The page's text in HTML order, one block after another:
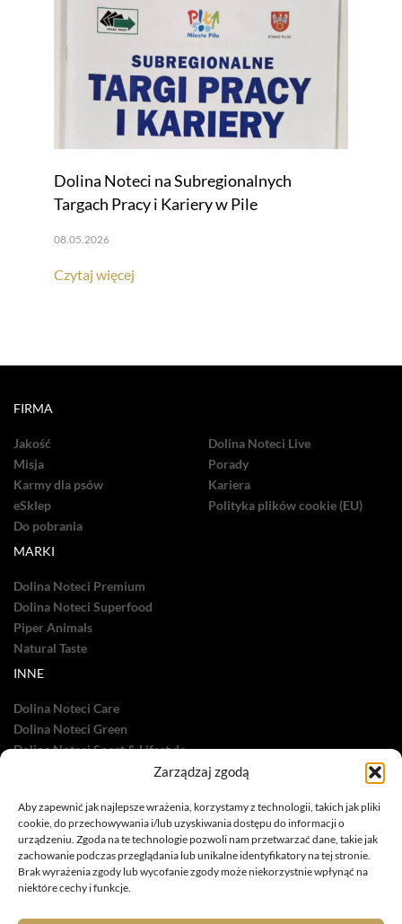
Zarządzaj zgodą
Aby zapewnić jak najlepsze wrażenia, korzystamy z technologii, takich jak pliki
cookie, do przechowywania i/lub uzyskiwania dostępu do informacji o
urządzeniu. Zgoda na te technologie pozwoli nam przetwarzać dane, takie jak
zachowanie podczas przeglądania lub unikalne identyfikatory na tej stronie.
Brak wyrażenia zgody lub wycofanie zgody może niekorzystnie wpłynąć na
niektóre cechy i funkcje.
Dolina Noteci na Subregionalnych
Targach Pracy i Kariery w Pile
08.05.2026
Czytaj więcej
FIRMA
Jakość
Misja
Karmy dla psów
eSklep
Do pobrania
Dolina Noteci Live
Porady
Kariera
Polityka plików cookie (EU)
MARKI
Dolina Noteci Premium
Dolina Noteci Superfood
Piper Animals
Natural Taste
INNE
Dolina Noteci Care
Dolina Noteci Green
Dolina Noteci Sport & Lifestyle
marketing@dolina-noteci.pl